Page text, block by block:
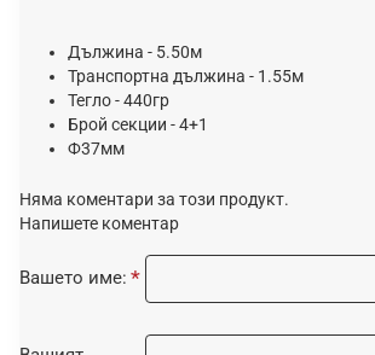
Дължина - 5.50м
Транспортна дължина - 1.55м
Тегло - 440гр
Брой секции - 4+1
Ф37мм
Няма коментари за този продукт.
Напишете коментар
Вашето име: